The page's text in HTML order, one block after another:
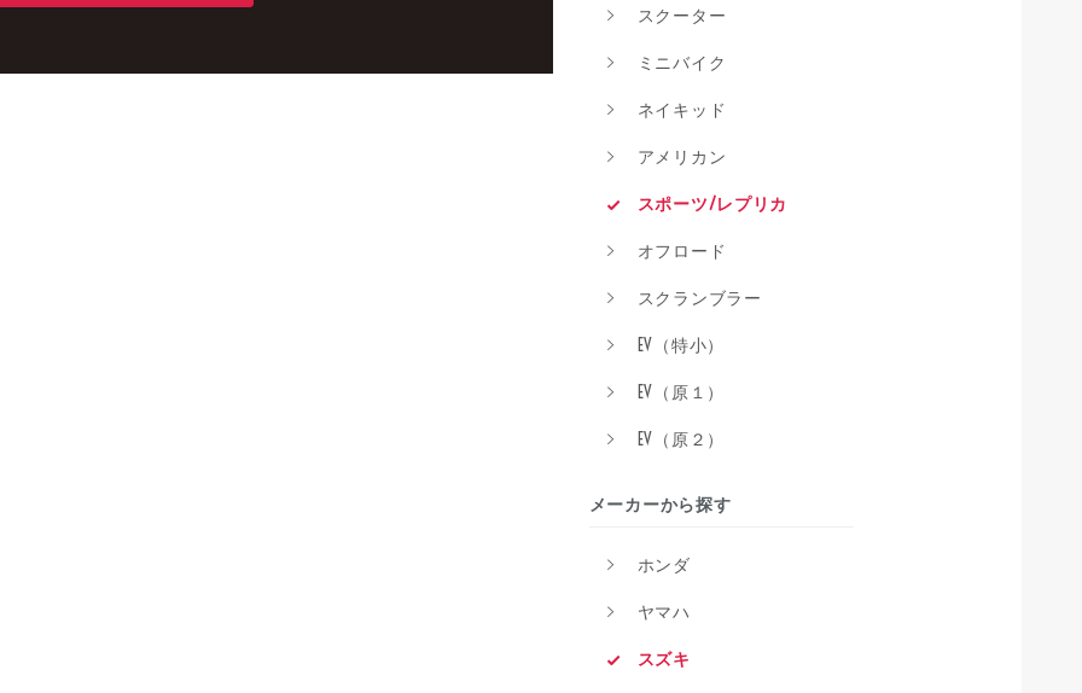
スクーター
ミニバイク
ネイキッド
アメリカン
スポーツ/レプリカ
オフロード
スクランブラー
EV（特小）
EV（原１）
EV（原２）
メーカーから探す
ホンダ
ヤマハ
スズキ